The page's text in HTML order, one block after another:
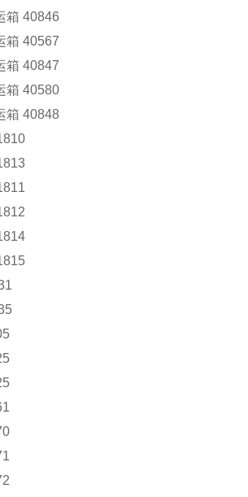
40846
40567
40847
40580
40848